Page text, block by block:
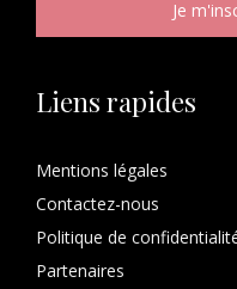
Liens rapides
Mentions légales
Contactez-nous
Politique de
Partenaires